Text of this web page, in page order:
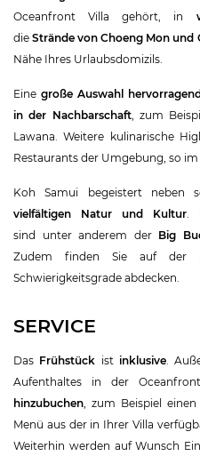
Oceanfront Villa gehört, in
dieStrände von Choeng Mon und
Nähe Ihres Urlaubsdomizils.
Eine große Auswahl
in der Nachbarschaft, zum
Lawana. Weitere kulinarische
Restaurants der Umgebung, so
Koh Samui begeistert neben
vielfältigen Natur und Kultur.
sind unter anderem der Big
Zudem finden Sie auf der
Schwierigkeitsgrade abdecken.
SERVICE
Das Frühstück ist inklusive.
Aufenthaltes in der
hinzubuchen, zum Beispiel
Menü aus der in Ihrer Villa
Weiterhin werden auf Wunsch